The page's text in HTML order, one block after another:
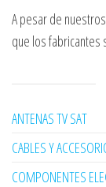
A pesar de
que los fabricantes
ANTENAS TV SAT
CABLES Y
COMPONENTES